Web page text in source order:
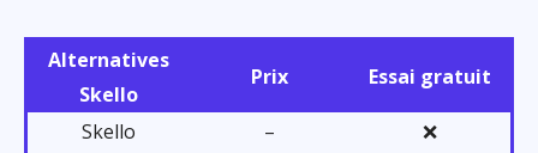
Alternatives
Skello
Prix Essai gratuit
Skello –
❌